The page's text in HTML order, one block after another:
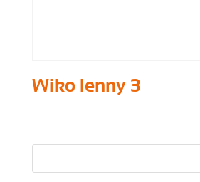
Wiko lenny 3